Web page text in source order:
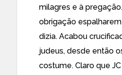
milagres e à
obrigação
dizia. Acabou
judeus, desde então
costume. Claro que